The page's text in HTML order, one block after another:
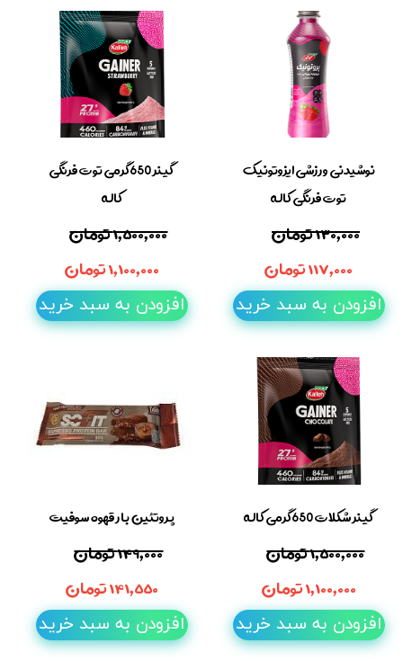
نوشیدنی ورزشی ایزوتونیک
توت فرنگی کاله
۱۳۰,۰۰۰ تومان
۱۱۷,۰۰۰ تومان
افزودن به سبد خرید
گینر 650گرمی توت فرنگی
کاله
۱,۵۰۰,۰۰۰ تومان
۱,۱۰۰,۰۰۰ تومان
افزودن به سبد خرید
گینر شکلات 650گرمی کاله
۱,۵۰۰,۰۰۰ تومان
۱,۱۰۰,۰۰۰ تومان
افزودن به سبد خرید
پروتئین بار قهوه سوفیت
۱۴۹,۰۰۰ تومان
۱۴۱,۵۵۰ تومان
افزودن به سبد خرید